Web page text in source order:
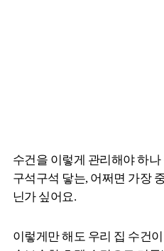
수건을 이렇게 관리해야 하나
구석구석 닿는, 어쩌면 가장
닌가 싶어요.
이렇게만 해도 우리 집 수건